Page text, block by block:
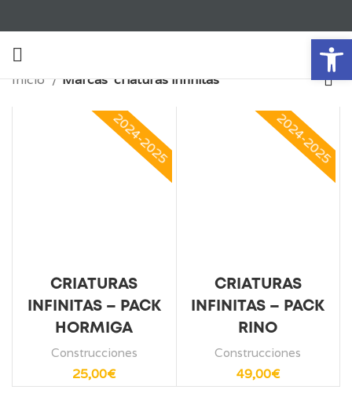
Inicio Marcas criaturas infinitas
2024-2025
CRIATURAS
INFINITAS – PACK
HORMIGA
Construcciones
25,00€
2024-2025
CRIATURAS
INFINITAS – PACK
RINO
Construcciones
49,00€